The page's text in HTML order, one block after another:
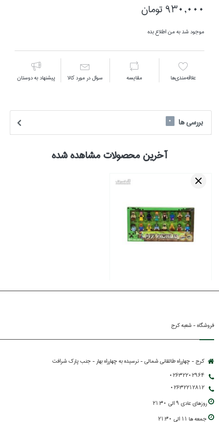
930,000 تومان
موجود شد به من اطلاع بده
علاقه‌مندي‌ها مقايسه سوال در مورد كالا پیشنهاد به دوستان
بررسی ها 0
آخرین محصولات مشاهده شده
فروشگاه - شعبه کرج
کرج - چهارراه طالقانی شمالی - نرسیده به چهارراه بهار - جنب پارك شرافت
02632202964
02632212812
روزهاي عادي 9 الي 21:30
جمعه ها 11 الي 21:30